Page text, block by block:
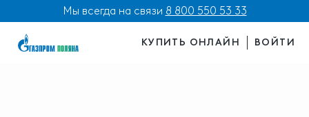
Мы всегда на связи 8 800 550 53 33
КУПИТЬ ОНЛАЙН ВОЙТИ